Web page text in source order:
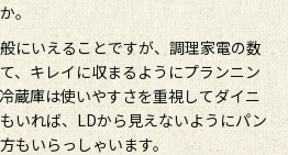
。
にいえることですが、調理家電の数
、キレイに収まるようにプランニン
蔵庫は使いやすさを重視してダイニ
いれば、LDから見えないようにパン
もいらっしゃいます。